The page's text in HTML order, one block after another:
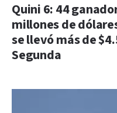
Quini 6: 44
millones de
se llevó más de
Segunda